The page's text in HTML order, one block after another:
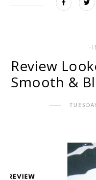
-
Review
Smooth &